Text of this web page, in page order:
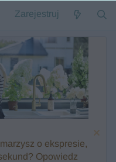
Zarejestruj
o ekspresie,
Opowiedz